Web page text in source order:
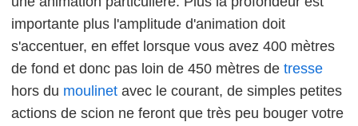
importante plus l'amplitude d'animation doit
s'accentuer, en effet lorsque vous avez 400 mètres
de fond et donc pas loin de 450 mètres de tresse
hors du moulinet avec le courant, de simples petites
actions de scion ne feront que très peu bouger votre